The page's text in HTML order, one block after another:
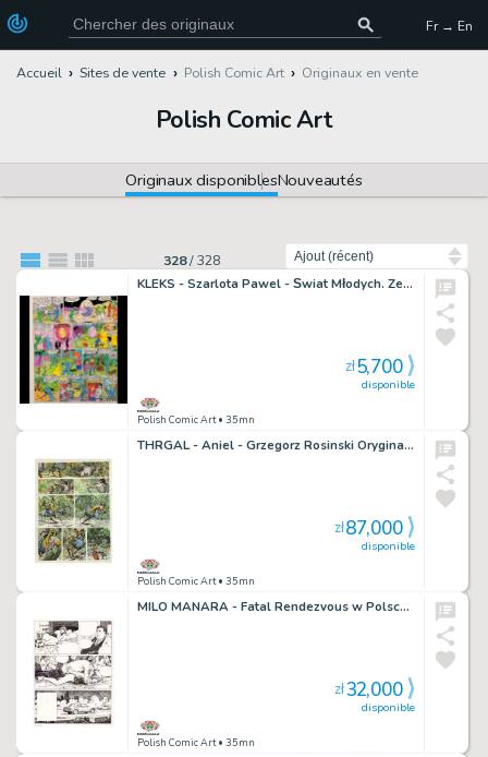
Fr → En
Accueil Sites de vente Polish Comic Art Originaux en vente
Polish Comic Art
Originaux disponiblesNouveautés
328/328
KLEKS - Szarlota Pawel - Świat Młodych. Zestaw: plansza tusz oraz kolor
Polish Comic Art• 35mn
disponible
zł5,700
THRGAL - Aniel - Grzegorz Rosinski Oryginalna plansza
Polish Comic Art• 35mn
disponible
zł87,000
MILO MANARA - Fatal Rendezvous w Polsce Mroczne Plany plansza nr. 28
Polish Comic Art• 35mn
disponible
zł32,000